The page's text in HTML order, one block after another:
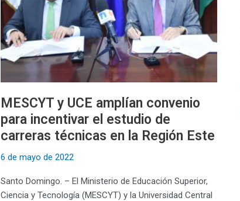
MESCYT y UCE amplían convenio
para incentivar el estudio de
carreras técnicas en la Región Este
6 de mayo de 2022
Santo Domingo. – El Ministerio de Educación Superior,
Ciencia y Tecnología (MESCYT) y la Universidad Central
estudio
de
carreras
técnicas
Región
Este